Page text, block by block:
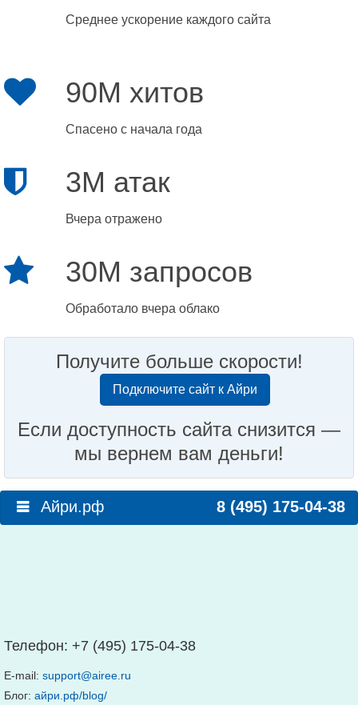
Среднее ускорение каждого сайта
90M хитов
Спасено с начала года
3M атак
Вчера отражено
30M запросов
Обработало вчера облако
Получите больше скорости!
Подключите сайт к Айри
Если доступность сайта снизится —
мы вернем вам деньги!
Айри.рф 8 (495) 175-04-38
Телефон: +7 (495) 175-04-38
E-mail: support@airee.ru
Блог: айри.рф/blog/